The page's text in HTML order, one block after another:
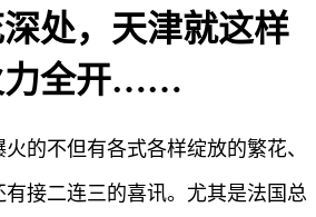
处，天津就这样
力全开……
的不但有各式各样绽放的繁花、
接二连三的喜讯。尤其是法国总